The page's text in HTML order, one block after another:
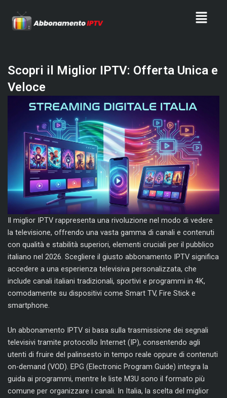
content
Menu
Scopri il Miglior IPTV: Offerta Unica e
Veloce
Il miglior IPTV rappresenta una rivoluzione nel modo di vedere
la televisione, offrendo una vasta gamma di canali e contenuti
con qualità e stabilità superiori, elementi cruciali per il pubblico
italiano nel 2026. Scegliere il giusto abbonamento IPTV significa
accedere a una esperienza televisiva personalizzata, che
include canali italiani tradizionali, sportivi e programmi in 4K,
comodamente su dispositivi come Smart TV, Fire Stick e
smartphone.
Un abbonamento IPTV si basa sulla trasmissione dei segnali
televisivi tramite protocollo Internet (IP), consentendo agli
utenti di fruire del palinsesto in tempo reale oppure di contenuti
on-demand (VOD). EPG (Electronic Program Guide) integra la
guida ai programmi, mentre le liste M3U sono il formato più
comune per organizzare i canali. In Italia, la scelta del miglior